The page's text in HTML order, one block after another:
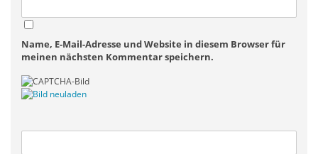
Name, E-Mail-Adresse und Website in diesem Browser für
meinen nächsten Kommentar speichern.